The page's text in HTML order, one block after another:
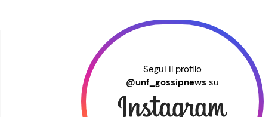
Segui il profilo
@unf_gossipnews su